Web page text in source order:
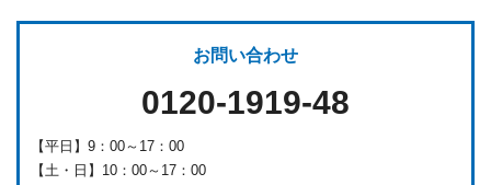
お問い合わせ
0120-1919-48
【平日】9：00～17：00
【土・日】10：00～17：00